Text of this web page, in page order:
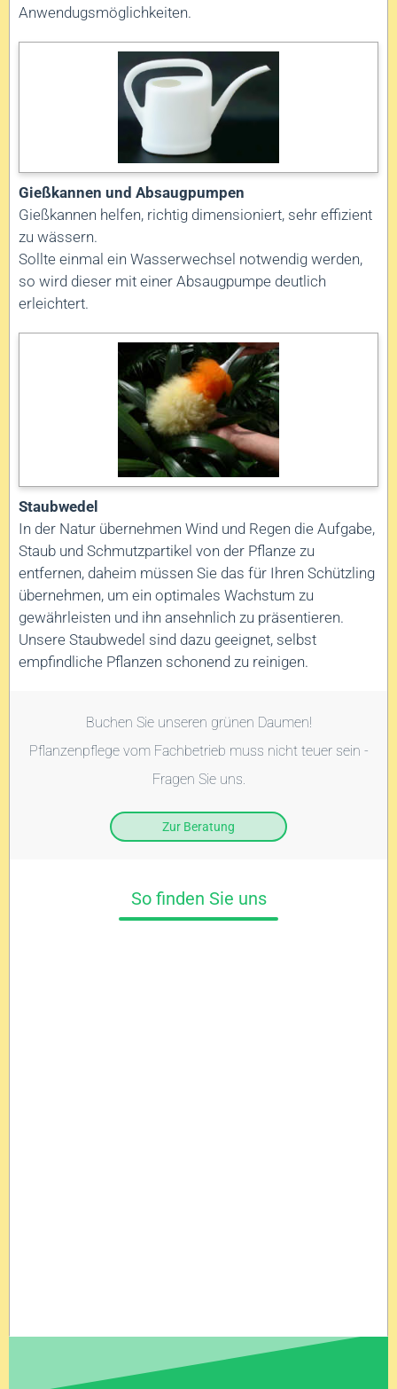
Anwendugsmöglichkeiten.
Gießkannen und Absaugpumpen
Gießkannen helfen, richtig dimensioniert, sehr effizient
zu wässern.
Sollte einmal ein Wasserwechsel notwendig werden,
so wird dieser mit einer Absaugpumpe deutlich
erleichtert.
Staubwedel
In der Natur übernehmen Wind und Regen die Aufgabe,
Staub und Schmutzpartikel von der Pflanze zu
entfernen, daheim müssen Sie das für Ihren Schützling
übernehmen, um ein optimales Wachstum zu
gewährleisten und ihn ansehnlich zu präsentieren.
Unsere Staubwedel sind dazu geeignet, selbst
empfindliche Pflanzen schonend zu reinigen.
Buchen Sie unseren grünen Daumen!
Pflanzenpflege vom Fachbetrieb muss nicht teuer sein -
Fragen Sie uns.
Zur Beratung
So finden Sie uns